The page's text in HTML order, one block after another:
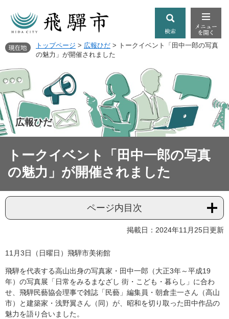
トップページ > 広報ひだ > トークイベント「田中一郎の写真
の魅力」が開催されました
広報ひだ
トークイベント「田中一郎の写真
の魅力」が開催されました
ページ内目次
掲載日：2024年11月25日更新
11月3日（日曜日）飛騨市美術館
飛騨を代表する高山出身の写真家・田中一郎（大正3年～平成19
年）の写真展「日常をみるまなざし 街・こども・暮らし」に合わ
せ、飛騨民藝協会理事で雑誌「民藝」編集員・朝倉圭一さん（高山
市）と建築家・浅野翼さん（同）が、昭和を切り取った田中作品の
魅力を語り合いました。